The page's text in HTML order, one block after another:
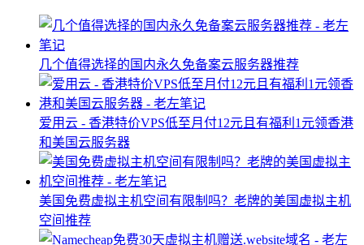
几个值得选择的国内永久免备案云服务器推荐
爱用云 - 香港特价VPS低至月付12元且有福利1元领香港
和美国云服务器
美国免费虚拟主机空间有限制吗？老牌的美国虚拟主机
空间推荐